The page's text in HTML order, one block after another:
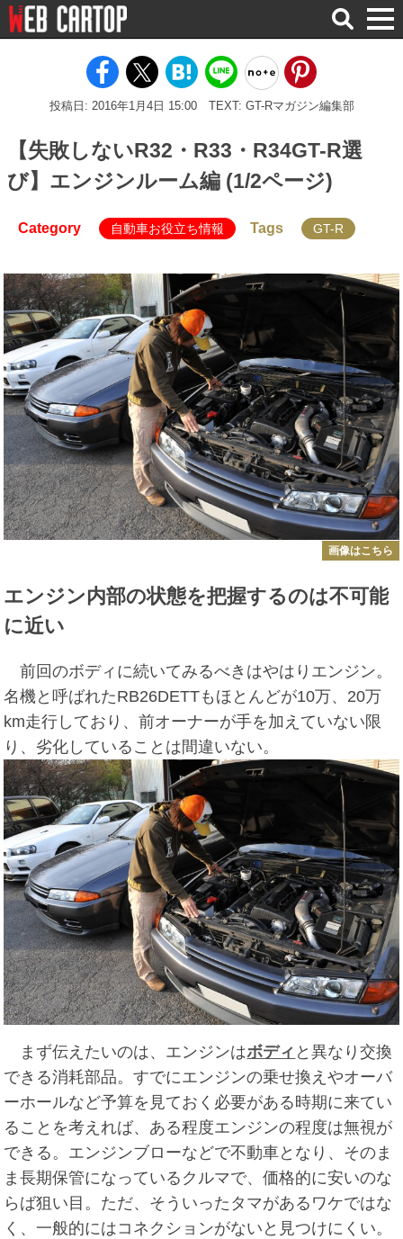
検
索
投稿日: 2016年1月4日 15:00 TEXT: GT-Rマガジン編集部
【失敗しないR32・R33・R34GT-R選
び】エンジンルーム編 (1/2ページ)
Category 自動車お役立ち情報 Tags GT-R
画像はこちら
エンジン内部の状態を把握するのは不可能
に近い
前回のボディに続いてみるべきはやはりエンジン。
名機と呼ばれたRB26DETTもほとんどが10万、20万
km走行しており、前オーナーが手を加えていない限
り、劣化していることは間違いない。
まず伝えたいのは、エンジンはボディ と異なり交換
できる消耗部品。すでにエンジンの乗せ換えやオーバ
ーホールなど予算を見ておく必要がある時期に来てい
ることを考えれば、ある程度エンジンの程度は無視が
できる。エンジンブローなどで不動車となり、そのま
ま長期保管になっているクルマで、価格的に安いのな
らば狙い目。ただ、そういったタマがあるワケではな
く、一般的にはコネクションがないと見つけにくい。